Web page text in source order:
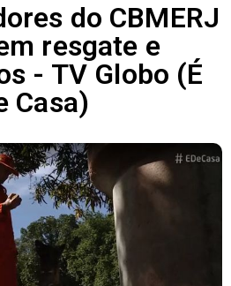
do CBMERJ
resgate e
- TV Globo (É
Casa)